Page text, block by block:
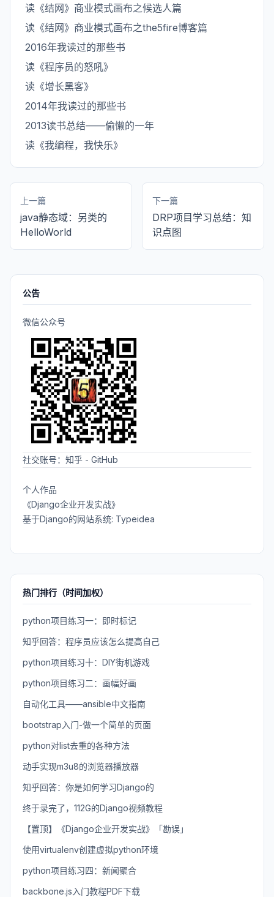
读《结网》商业模式画布之候选人篇
读《结网》商业模式画布之the5fire博客篇
2016年我读过的那些书
读《程序员的怒吼》
读《增长黑客》
2014年我读过的那些书
2013读书总结——偷懒的一年
读《我编程，我快乐》
上一篇
java静态域：另类的
HelloWorld
下一篇
DRP项目学习总结：知
识点图
公告
微信公众号
社交账号： 知乎 - GitHub
个人作品
《Django企业开发实战》
基于Django的网站系统: Typeidea
热门排行（时间加权）
python项目练习一：即时标记
知乎回答：程序员应该怎么提高自己
python项目练习十：DIY街机游戏
python项目练习二：画幅好画
自动化工具——ansible中文指南
bootstrap入门-做一个简单的页面
python对list去重的各种方法
动手实现m3u8的浏览器播放器
知乎回答：你是如何学习Django的
终于录完了，112G的Django视频教程
【置顶】《Django企业开发实战》「勘误」
使用virtualenv创建虚拟python环境
python项目练习四：新闻聚合
backbone.js入门教程PDF下载